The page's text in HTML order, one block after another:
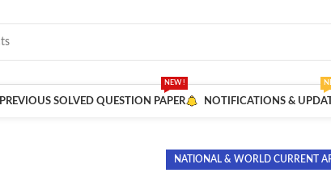
PREVIOUS SOLVED QUESTION PAPER
NEW !
NOTIFICATIONS &
NATIONAL & WORLD CURRENT